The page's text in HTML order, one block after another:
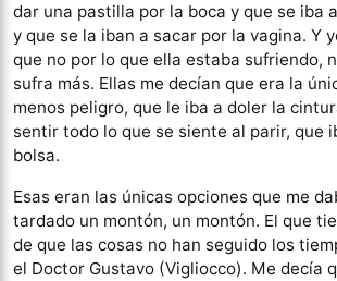
dar una pastilla por la boca y que se iba
y que se la iban a sacar por la vagina. Y
que no por lo que ella estaba sufriendo,
sufra más. Ellas me decían que era la
menos peligro, que le iba a doler la
sentir todo lo que se siente al parir, que
bolsa.
Esas eran las únicas opciones que me
tardado un montón, un montón. El que
de que las cosas no han seguido los
el Doctor Gustavo (Vigliocco). Me decía